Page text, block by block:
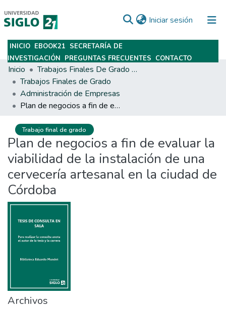
Iniciar sesión (current)
Subir
INICIO EBOOK21 SECRETARÍA DE
INVESTIGACIÓN PREGUNTAS FRECUENTES CONTACTO
Inicio
Trabajos Finales De Grado Y Posgrado
Trabajos Finales de Grado
Administración de Empresas
Plan de negocios a fin de evaluar la viabilidad de la instalación de una cervecería artesanal en la ciudad de Córdoba
Trabajo final de grado
Plan de negocios a fin de evaluar la
viabilidad de la instalación de una
cervecería artesanal en la ciudad de
Córdoba
Archivos